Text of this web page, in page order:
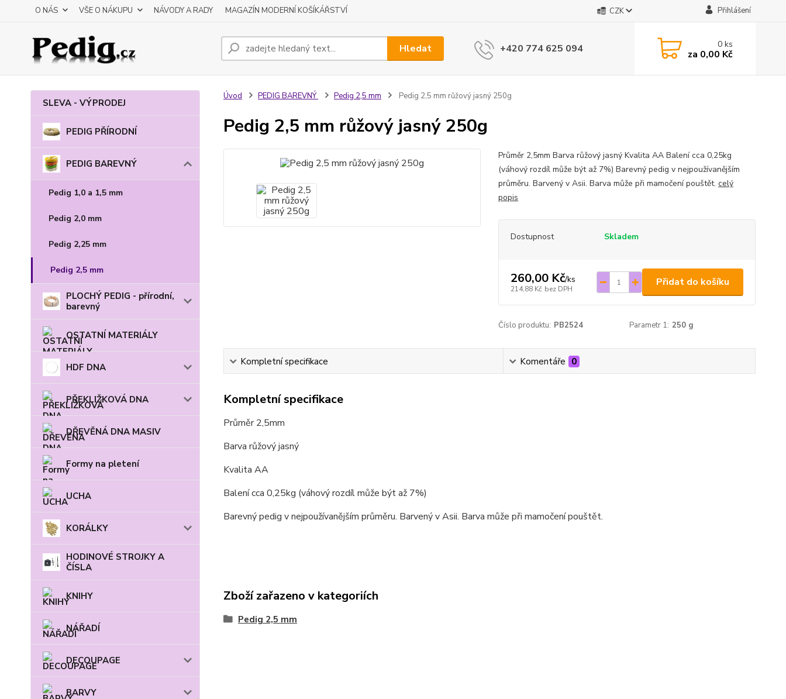
O NÁS VŠE O NÁKUPU NÁVODY A RADY MAGAZÍN MODERNÍ KOŠÍKÁŘSTVÍ CZK Přihlášení
Hledat +420 774 625 094 0ks
za 0,00 Kč
SLEVA - VÝPRODEJ
PEDIG PŘÍRODNÍ
PEDIG BAREVNÝ
Pedig 1,0 a 1,5 mm
Pedig 2,0 mm
Pedig 2,25 mm
Pedig 2,5 mm
PLOCHÝ PEDIG - přírodní,
barevný
OSTATNÍ MATERIÁLY
HDF DNA
PŘEKLIŽKOVÁ DNA
DŘEVĚNÁ DNA MASIV
Formy na pletení
UCHA
KORÁLKY
HODINOVÉ STROJKY A
ČÍSLA
KNIHY
NÁŘADÍ
DECOUPAGE
BARVY
Úvod PEDIG BAREVNÝ Pedig 2,5 mm Pedig 2,5 mm růžový jasný 250g
Pedig 2,5 mm růžový jasný 250g
Průměr 2,5mm Barva růžový jasný Kvalita AA Balení cca 0,25kg
(váhový rozdíl může být až 7%) Barevný pedig v nejpoužívanějším
průměru. Barvený v Asii. Barva může při mamočení pouštět. celý
popis
Dostupnost Skladem
260,00 Kč/ks
214,88 Kč bez DPH
Přidat do košíku
Číslo produktu: PB2524 Parametr 1: 250 g
Kompletní specifikace Komentáře 0
Kompletní specifikace
Průměr 2,5mm
Barva růžový jasný
Kvalita AA
Balení cca 0,25kg (váhový rozdíl může být až 7%)
Barevný pedig v nejpoužívanějším průměru. Barvený v Asii. Barva může při mamočení pouštět.
Zboží zařazeno v kategoriích
Pedig 2,5 mm